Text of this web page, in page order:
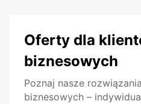
Oferty dla
biznesowych
Poznaj nasze
biznesowych –